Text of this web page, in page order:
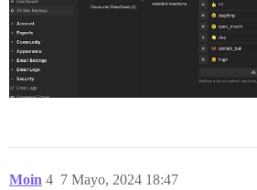
Moin 7 Mayo, 2024 18:47
4